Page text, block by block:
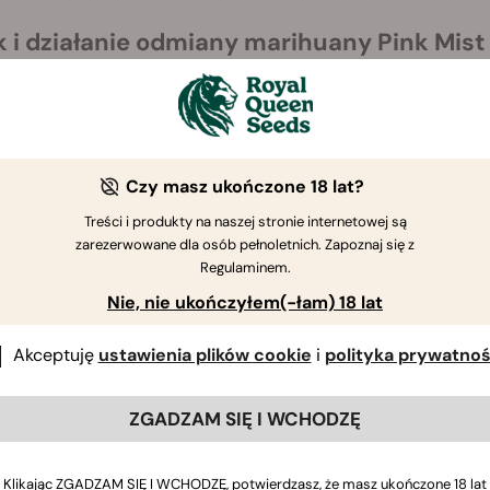
i działanie odmiany marihuany Pink
Auto łączy w sobie zawartość THC na poziomie 17% z
Razem, te fitochemikalia wywołują haj, który wprowadza
ciało. Rozkoszuj się tym doskonale zbalansowanym
zaciągnięciu towarzyszą rzadkie nuty lawendy, wraz z
i wyrafinowane doznania smakowe.
uprawy nasion Pink Mist Auto
Pink Mist Auto przyciąga hodowców, którzy chcą
uprawiane w pomieszczeniach osiągają zaledwie
trwającym zaledwie 12–13 tygodni. Rośliny
wysokości 110–160 g na roślinę. Jeśli więc chcesz
Czy masz ukończone 18 lat?
Treści i produkty na naszej stronie internetowej są
zarezerwowane dla osób pełnoletnich. Zapoznaj się z
Regulaminem.
Nie, nie ukończyłem(-łam) 18 lat
Akceptuję ustawienia plików cookie i polityka
ZGADZAM SIĘ I WCHODZĘ
Klikając ZGADZAM SIĘ I WCHODZĘ, potwierdzasz, że masz ukończone 18 lat